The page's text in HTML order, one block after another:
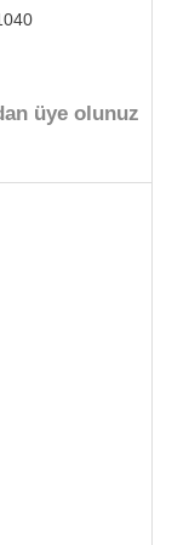
üye olunuz